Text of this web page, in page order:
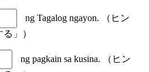
ng Tagalog ngayon. （ヒン
」）
ng pagkain sa kusina. （ヒン